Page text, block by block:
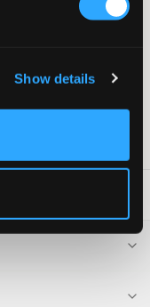
Show details